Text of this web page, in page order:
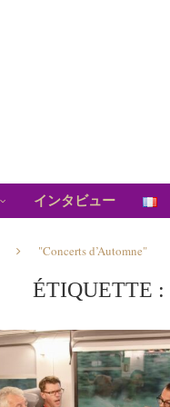
インタビュー
"Concerts d’Automne"
ÉTIQUETTE :